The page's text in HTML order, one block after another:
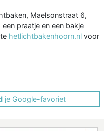
Maelsonstraat 6,
praatje en een bakje
hetlichtbakenhoorn.nl voor
je Google-favoriet